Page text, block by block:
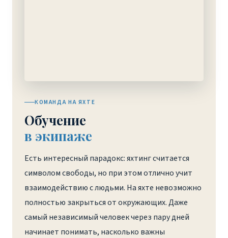
КОМАНДА НА ЯХТЕ
Обучение
в экипаже
Есть интересный парадокс: яхтинг считается
символом свободы, но при этом отлично учит
взаимодействию с людьми. На яхте невозможно
полностью закрыться от окружающих. Даже
самый независимый человек через пару дней
начинает понимать, насколько важны